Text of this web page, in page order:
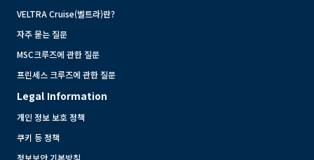
VELTRA Cruise(벨트라)란?
자주 묻는 질문
MSC크루즈에 관한 질문
프린세스 크루즈에 관한 질문
Legal Information
개인 정보 보호 정책
쿠키 등 정책
정보보안 기본방침